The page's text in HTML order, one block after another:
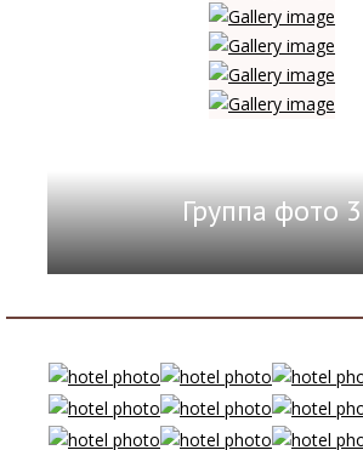
Группа фото 3